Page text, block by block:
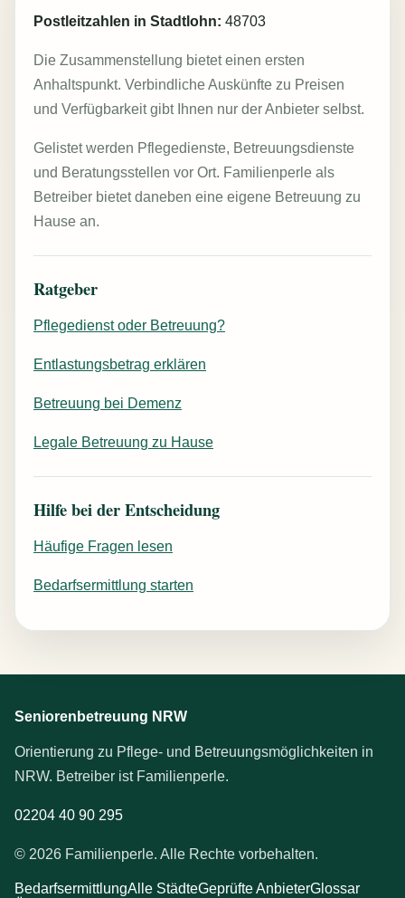
Postleitzahlen in Stadtlohn: 48703
Die Zusammenstellung bietet einen ersten
Anhaltspunkt. Verbindliche Auskünfte zu Preisen
und Verfügbarkeit gibt Ihnen nur der Anbieter selbst.
Gelistet werden Pflegedienste, Betreuungsdienste
und Beratungsstellen vor Ort. Familienperle als
Betreiber bietet daneben eine eigene Betreuung zu
Hause an.
Ratgeber
Pflegedienst oder Betreuung?
Entlastungsbetrag erklären
Betreuung bei Demenz
Legale Betreuung zu Hause
Hilfe bei der Entscheidung
Häufige Fragen lesen
Bedarfsermittlung starten
Seniorenbetreuung NRW
Orientierung zu Pflege- und Betreuungsmöglichkeiten in
NRW. Betreiber ist Familienperle.
02204 40 90 295
© 2026 Familienperle. Alle Rechte vorbehalten.
BedarfsermittlungAlle StädteGeprüfte AnbieterGlossar